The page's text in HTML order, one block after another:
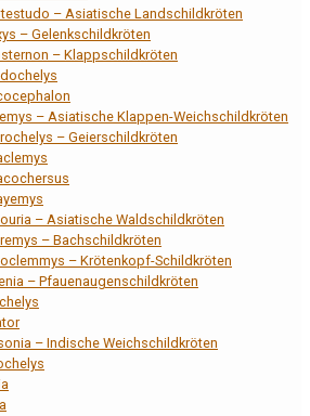
– Asiatische Landschildkröten
– Gelenkschildkröten
– Klappschildkröten
– Asiatische Klappen-Weichschildkröten
– Geierschildkröten
– Asiatische Waldschildkröten
– Bachschildkröten
– Krötenkopf-Schildkröten
– Pfauenaugenschildkröten
– Indische Weichschildkröten